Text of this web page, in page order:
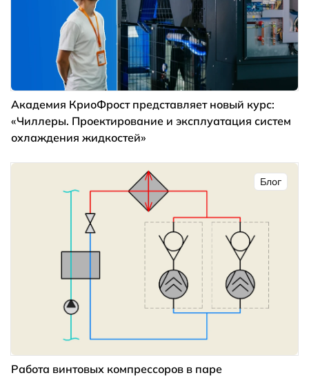
Академия КриоФрост представляет новый курс:
«Чиллеры. Проектирование и эксплуатация систем
охлаждения жидкостей»
Блог
Работа винтовых компрессоров в паре